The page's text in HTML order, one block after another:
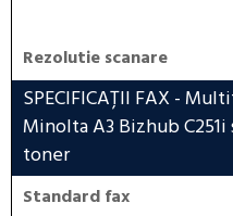
Rezolutie scanare
SPECIFICAȚII FAX -
Minolta A3 Bizhub C251i
toner
Standard fax